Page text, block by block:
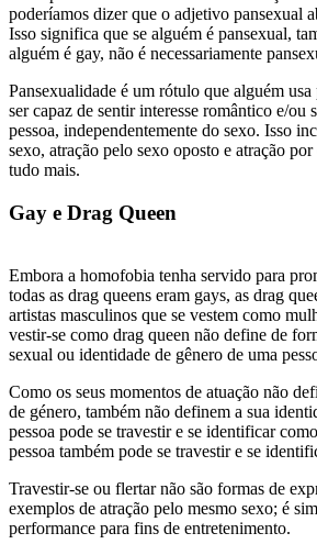
poderíamos dizer que o adjetivo pansexual
Isso significa que se alguém é pansexual,
alguém é gay, não é necessariamente
Pansexualidade é um rótulo que alguém
ser capaz de sentir interesse romântico e/ou
pessoa, independentemente do sexo. Isso
sexo, atração pelo sexo oposto e atração
tudo mais.
Gay e Drag Queen
Embora a homofobia tenha servido para
todas as drag queens eram gays, as drag
artistas masculinos que se vestem como
vestir-se como drag queen não define de
sexual ou identidade de gênero de uma
Como os seus momentos de atuação não
de género, também não definem a sua
pessoa pode se travestir e se identificar
pessoa também pode se travestir e se
Travestir-se ou flertar não são formas de
exemplos de atração pelo mesmo sexo; é
performance para fins de entretenimento.